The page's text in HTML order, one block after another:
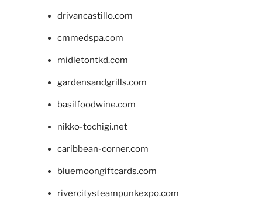
drivancastillo.com
cmmedspa.com
midletontkd.com
gardensandgrills.com
basilfoodwine.com
nikko-tochigi.net
caribbean-corner.com
bluemoongiftcards.com
rivercitysteampunkexpo.com